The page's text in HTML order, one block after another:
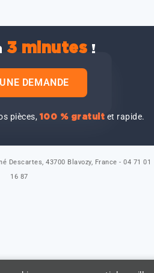
3 minutes !
DEMANDE
pièces, 100 % gratuit et rapide.
Descartes, 43700 Blavozy, France - 04 71 01
16 87